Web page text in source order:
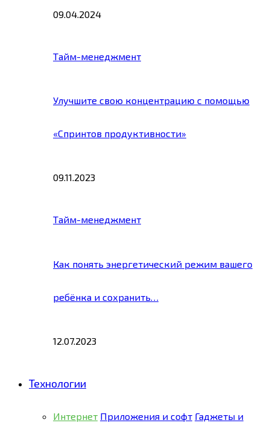
09.04.2024
Тайм-менеджмент
Улучшите свою концентрацию с помощью
«Спринтов продуктивности»
09.11.2023
Тайм-менеджмент
Как понять энергетический режим вашего
ребёнка и сохранить…
12.07.2023
Технологии
Интернет Приложения и софт Гаджеты и